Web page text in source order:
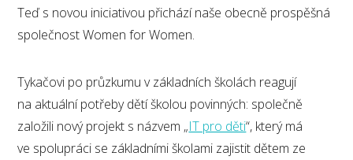
Teď s novou iniciativou přichází naše obecně prospěšná
společnost Women for Women.
Tykačovi po průzkumu v základních školách reagují
na aktuální potřeby dětí školou povinných: společně
založili nový projekt s názvem „IT pro děti“, který má
ve spolupráci se základními školami zajistit dětem ze